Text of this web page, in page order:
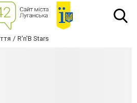
R'n'B Stars